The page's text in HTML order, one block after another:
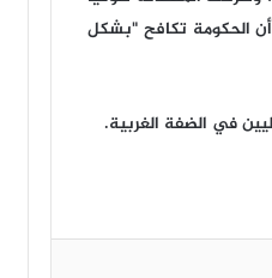
الحكومة تكافح "بشكل
في الضفة الغربية.